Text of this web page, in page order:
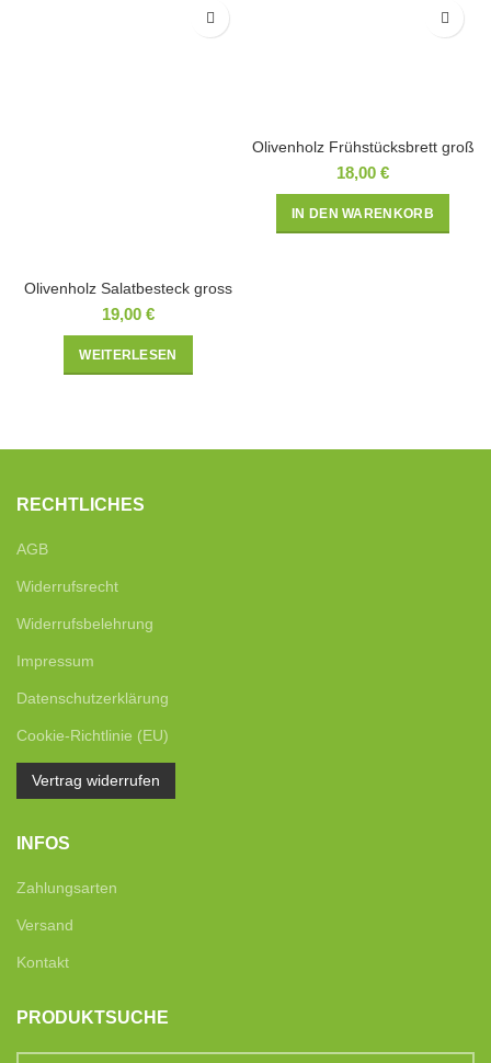
Olivenholz Salatbesteck gross
19,00 €
WEITERLESEN
Olivenholz Frühstücksbrett groß
18,00 €
IN DEN WARENKORB
RECHTLICHES
AGB
Widerrufsrecht
Widerrufsbelehrung
Impressum
Datenschutzerklärung
Cookie-Richtlinie (EU)
Vertrag widerrufen
INFOS
Zahlungsarten
Versand
Kontakt
PRODUKTSUCHE